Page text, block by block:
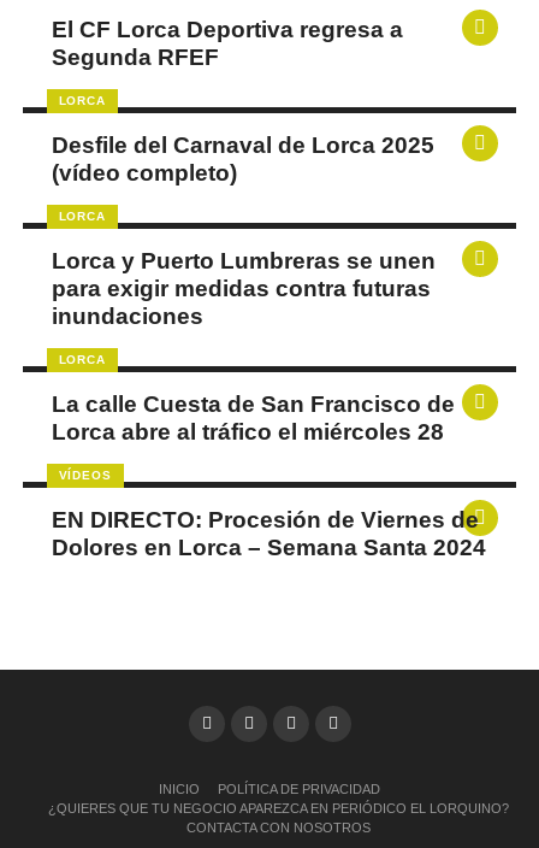
El CF Lorca Deportiva regresa a
Segunda RFEF
LORCA
Desfile del Carnaval de Lorca 2025
(vídeo completo)
LORCA
Lorca y Puerto Lumbreras se unen
para exigir medidas contra futuras
inundaciones
LORCA
La calle Cuesta de San Francisco de
Lorca abre al tráfico el miércoles 28
VÍDEOS
EN DIRECTO: Procesión de Viernes de
Dolores en Lorca – Semana Santa 2024
INICIO
POLÍTICA DE PRIVACIDAD
¿QUIERES QUE TU NEGOCIO APAREZCA EN PERIÓDICO EL LORQUINO?
CONTACTA CON NOSOTROS